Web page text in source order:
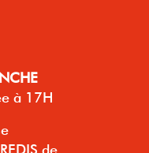
à 17H
de